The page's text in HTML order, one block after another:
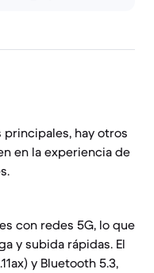
principales, hay otros
en la experiencia de
con redes 5G, lo que
y subida rápidas. El
y Bluetooth 5.3,